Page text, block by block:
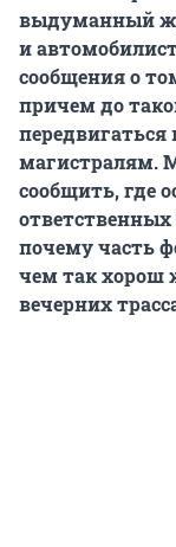
выдуманный
и
сообщения о
причем до
магистралям.
сообщить, где
ответственных
почему часть
чем так хорош
вечерних